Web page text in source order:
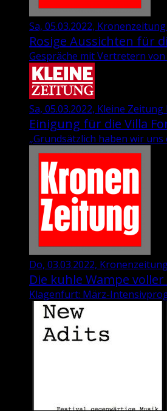
Sa, 05.03.2022,
Rosige Aussichten für
Gespräche mit Vertretern
Sa, 05.03.2022, Kleine
Einigung für die Villa
„Grund­sätz­lich haben wir
Do, 03.03.2022,
Die kuhle Wampe
Klagenfurt: März-